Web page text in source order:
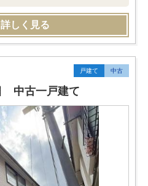
しく見る
戸建て 中古
中古一戸建て